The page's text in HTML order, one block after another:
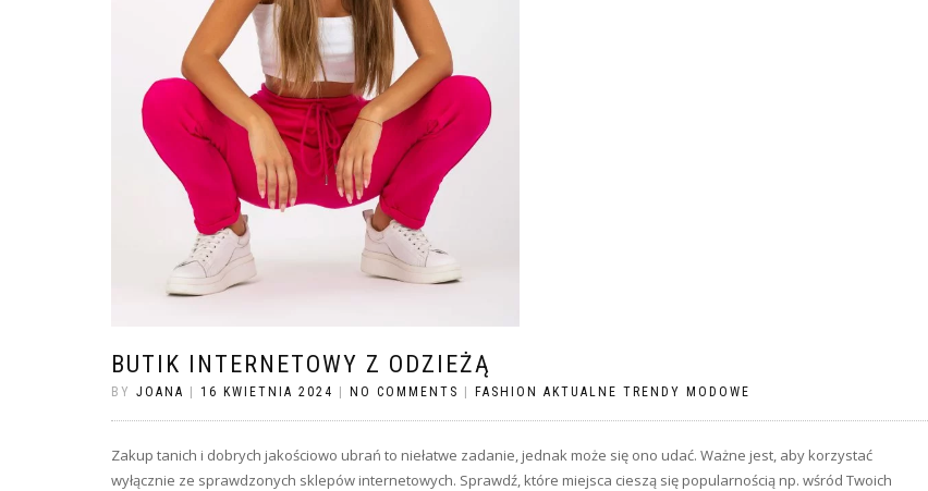
BUTIK INTERNETOWY Z ODZIEŻĄ
BY JOANA 16 KWIETNIA 2024 NO COMMENTS FASHION AKTUALNE TRENDY MODOWE
Zakup tanich i dobrych jakościowo ubrań to niełatwe zadanie, jednak może się ono udać. Ważne jest, aby korzystać
wyłącznie ze sprawdzonych sklepów internetowych. Sprawdź, które miejsca cieszą się popularnością np. wśród Twoich